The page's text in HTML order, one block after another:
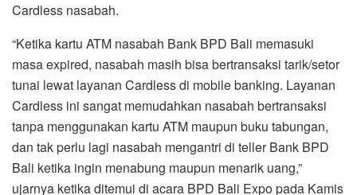
Cardless nasabah.
“Ketika kartu ATM nasabah Bank BPD Bali memasuki
masa expired, nasabah masih bisa bertransaksi tarik/setor
tunai lewat layanan Cardless di mobile banking. Layanan
Cardless ini sangat memudahkan nasabah bertransaksi
tanpa menggunakan kartu ATM maupun buku tabungan,
dan tak perlu lagi nasabah mengantri di teller Bank BPD
Bali ketika ingin menabung maupun menarik uang,”
ujarnya ketika ditemui di acara BPD Bali Expo pada Kamis